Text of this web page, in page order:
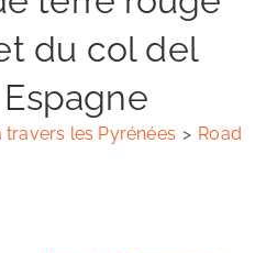
du col del
les Pyrénées > Road-